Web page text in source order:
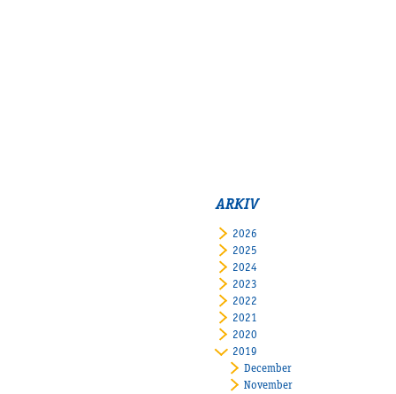
ARKIV
2026
2025
2024
2023
2022
2021
2020
2019
December
November